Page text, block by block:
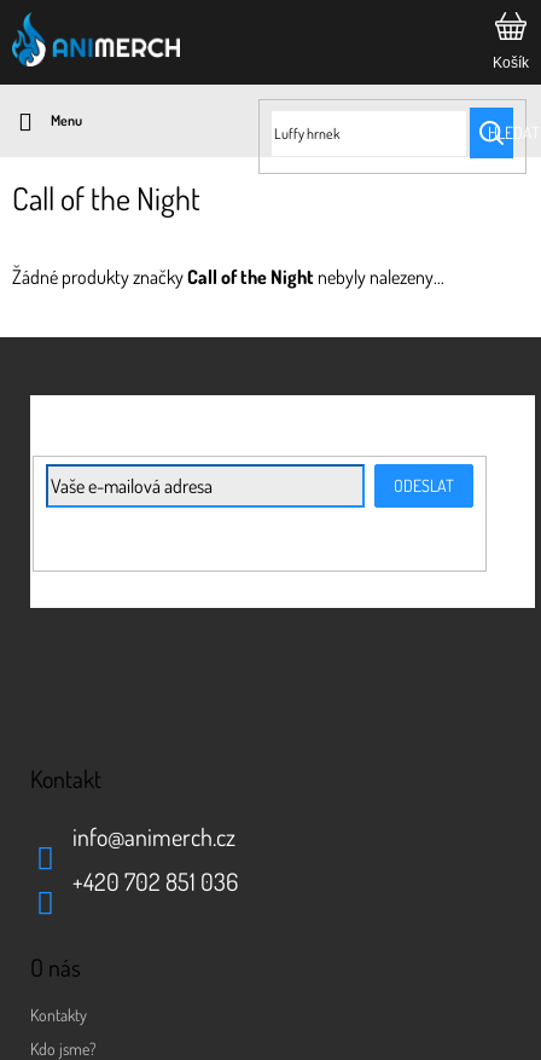
Přejít
na
obsah
HLEDAT
Call of the Night
Žádné produkty značkyCall of the Night nebyly nalezeny...
E-mail ODESLAT
Kontakt
info@animerch.cz
+420 702 851 036
O nás
Kontakty
Kdo jsme?